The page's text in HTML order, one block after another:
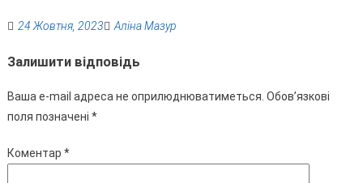
24 Жовтня, 2023 Аліна Мазур
Залишити відповідь
Ваша e-mail адреса не оприлюднюватиметься. Обов’язкові
поля позначені *
Коментар *